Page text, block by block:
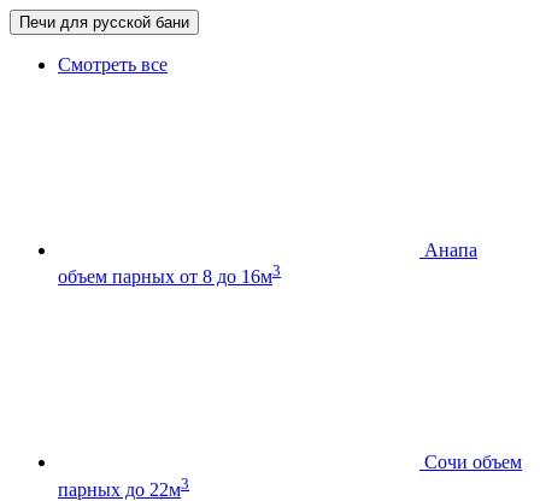
Печи для русской бани
Смотреть все
Анапа
объем парных от 8 до 16м3
Сочи объем
парных до 22м3